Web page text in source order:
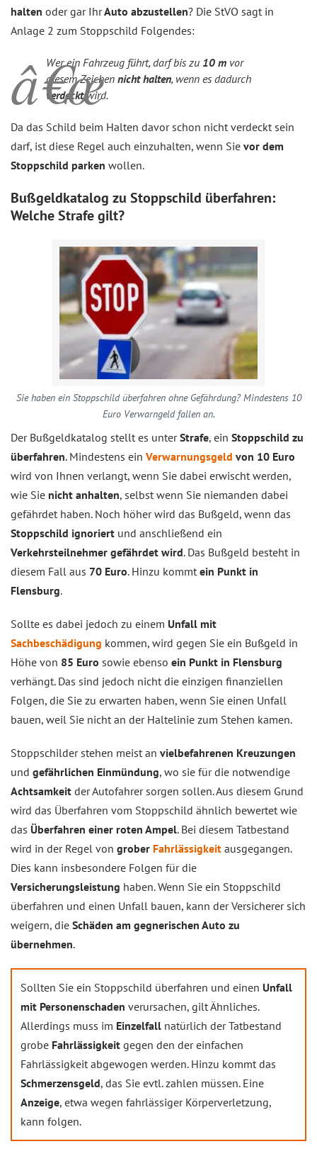
halten oder gar IhrAuto abzustellen? Die StVO sagt in
Anlage 2 zum Stoppschild Folgendes:
Wer ein Fahrzeug führt, darf bis zu 10 m vor
diesem Zeichen nicht halten, wenn es dadurch
verdeckt wird.
Da das Schild beim Halten davor schon nicht verdeckt sein
darf, ist diese Regel auch einzuhalten, wenn Sie vor dem
Stoppschild parken wollen.
Bußgeldkatalog zu Stoppschild überfahren:
Welche Strafe gilt?
Sie haben ein Stoppschild überfahren ohne Gefährdung? Mindestens 10
Euro Verwarngeld fallen an.
Der Bußgeldkatalog stellt es unterStrafe, ein Stoppschild zu
überfahren. Mindestens ein Verwarnungsgeld von 10 Euro
wird von Ihnen verlangt, wenn Sie dabei erwischt werden,
wie Sie nicht anhalten, selbst wenn Sie niemanden dabei
gefährdet haben. Noch höher wird das Bußgeld, wenn das
Stoppschild ignoriert und anschließend ein
Verkehrsteilnehmer gefährdet wird. Das Bußgeld besteht in
diesem Fall aus 70 Euro. Hinzu kommt ein Punkt in
Flensburg.
Sollte es dabei jedoch zu einem Unfall mit
Sachbeschädigung kommen, wird gegen Sie ein Bußgeld in
Höhe von 85 Euro sowie ebenso ein Punkt in Flensburg
verhängt. Das sind jedoch nicht die einzigen finanziellen
Folgen, die Sie zu erwarten haben, wenn Sie einen Unfall
bauen, weil Sie nicht an der Haltelinie zum Stehen kamen.
Stoppschilder stehen meist an vielbefahrenen Kreuzungen
und gefährlichen Einmündung, wo sie für die notwendige
Achtsamkeit der Autofahrer sorgen sollen. Aus diesem Grund
wird das Überfahren vom Stoppschild ähnlich bewertet wie
das Überfahren einer roten Ampel. Bei diesem Tatbestand
wird in der Regel von grober Fahrlässigkeit ausgegangen.
Dies kann insbesondere Folgen für die
Versicherungsleistung haben. Wenn Sie ein Stoppschild
überfahren und einen Unfall bauen, kann der Versicherer sich
weigern, die Schäden am gegnerischen Auto zu
übernehmen.
Sollten Sie ein Stoppschild überfahren und einen Unfall
mit Personenschaden verursachen, gilt Ähnliches.
Allerdings muss im Einzelfall natürlich der Tatbestand
grobe Fahrlässigkeit gegen den der einfachen
Fahrlässigkeit abgewogen werden. Hinzu kommt das
Schmerzensgeld, das Sie evtl. zahlen müssen. Eine
Anzeige, etwa wegen fahrlässiger Körperverletzung,
kann folgen.